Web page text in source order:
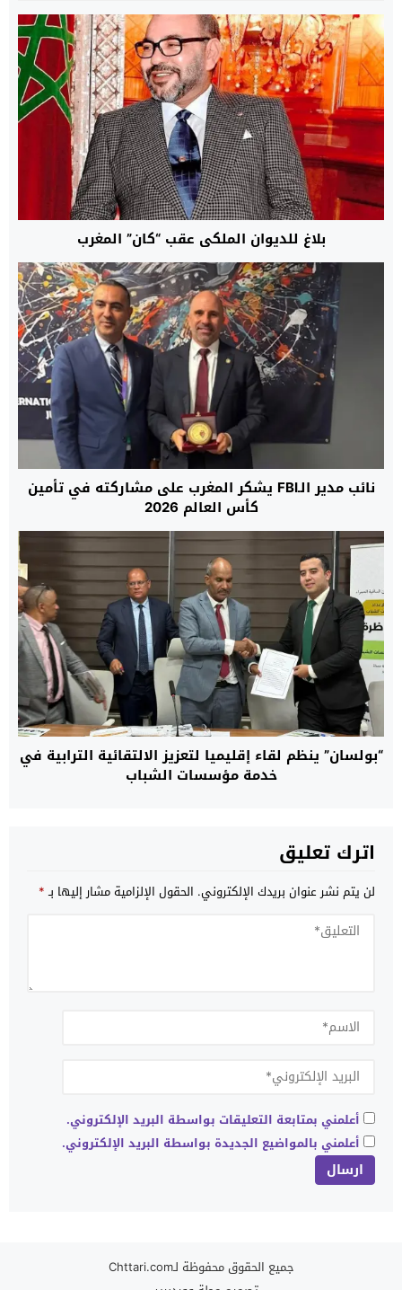
بلاغ للديوان الملكي عقب “كان” المغرب
نائب مدير الـFBI يشكر المغرب على مشاركته في تأمين
كأس العالم 2026
“بولسان” ينظم لقاء إقليميا لتعزيز الالتقائية الترابية في
خدمة مؤسسات الشباب
اترك تعليق
لن يتم نشر عنوان بريدك الإلكتروني. الحقول الإلزامية مشار إليها بـ*
أعلمني بمتابعة التعليقات بواسطة البريد الإلكتروني.
أعلمني بالمواضيع الجديدة بواسطة البريد الإلكتروني.
جميع الحقوق محفوظة لـChttari.com